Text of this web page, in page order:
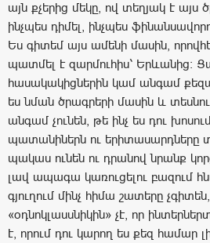
այն քչերից մեկը, ով տեղյակ է այս
ինչպես դիմել, ինչպես
Ես գիտեմ այս ամենի մասին,
պատմել է զարմուհիս՝ Երևանից:
հասակակիցներին կամ անգամ
ես նման ծրագրերի մասին և
անգամ չունեն, թե ինչ ես դու
պատանիներն ու երիտասարդները
պակաս ունեն ու դրանով նրանք
լավ ապագա կառուցելու բազում
գյուղում մինչ հիմա շատերը
«օդնոկլասսնիկին» չէ, որ
է, որում դու կարող ես քեզ համար